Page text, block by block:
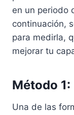
en un periodo
continuación,
para medirla,
mejorar tu
Método
Una de las